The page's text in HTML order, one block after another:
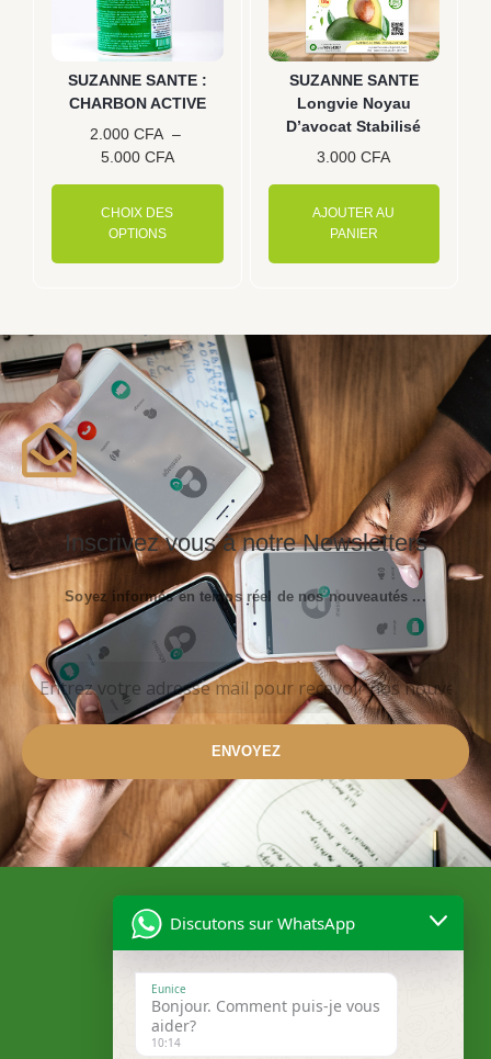
SUZANNE SANTE :
CHARBON ACTIVE
2.000 CFA –
5.000 CFA
CHOIX DES
OPTIONS
Les
options
peuvent
être
du
SUZANNE SANTE
Longvie Noyau
D’avocat Stabilisé
3.000CFA
AJOUTER AU
PANIER
Inscrivez vous à notre Newsletters
Soyez informés en temps réel de nos nouveautés ...
ENVOYEZ
Discutons sur WhatsApp
Eunice
Bonjour. Comment puis-je vous
aider?
10:14